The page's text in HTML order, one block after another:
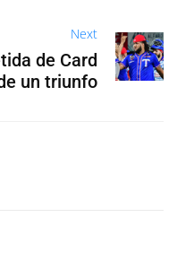
Next
de Card
un triunfo